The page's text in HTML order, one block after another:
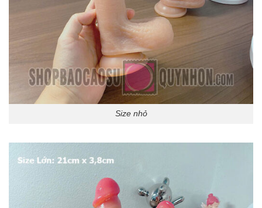
Size nhỏ